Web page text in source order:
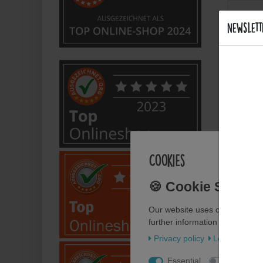
Cookies
Our website uses cookies.
further information about our
Privacy policy
Legal
Essential